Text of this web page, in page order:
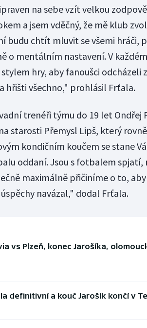
na sebe vzít velkou
a jsem vděčný, že mě klub
budu chtít mluvit se všemi hráči,
o mentálním nastavení. V
hry, aby fanoušci odcházeli
hřišti všechno," prohlásil Frťala.
trenéři týmu do 19 let Ondřej
starosti Přemysl Lipš, který
kondičním koučem se stane
oddaní. Jsou s fotbalem spjatí,
maximálně přičiníme o to,
navázal," dodal Frťala.
vs Plzeň, konec Jarošíka,
definitivní a kouč Jarošík končí v